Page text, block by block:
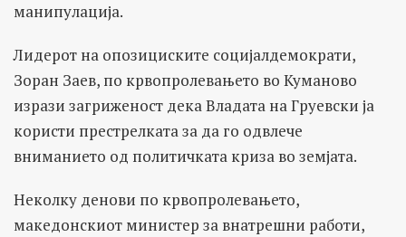
манипулација.
Лидерот на опозициските социјалдемократи,
Зоран Заев, по крвопролевањето во Куманово
изрази загриженост дека Владата на Груевски ја
користи престрелката за да го одвлече
вниманието од политичката криза во земјата.
Неколку денови по крвопролевањето,
македонскиот министер за внатрешни работи,